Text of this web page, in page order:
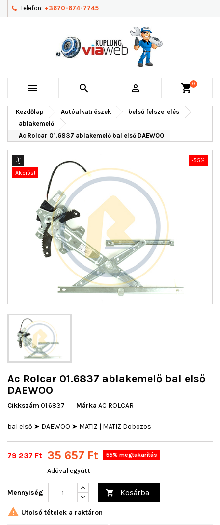
Telefon: +3670-674-7745
   shopping_cart0
Kezdőlap Autóalkatrészek
belső felszerelés
ablakemelő
Ac Rolcar 01.6837 ablakemelő bal első DAEWOO
Új
-55%
Akciós!
Ac Rolcar 01.6837 ablakemelő bal első
DAEWOO
Cikkszám 01.6837 Márka AC ROLCAR
bal első ➤ DAEWOO ➤ MATIZ | MATIZ Dobozos
79 237 Ft 35 657 Ft 55% megtakarítás
Adóval együtt
Mennyiség  Kosárba
 Utolsó tételek a raktáron